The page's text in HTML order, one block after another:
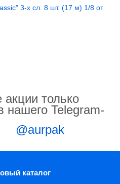
3-х сл. 8 шт. (17 м) 1/8 от
только
нашего Telegram-
@aurpak
каталог